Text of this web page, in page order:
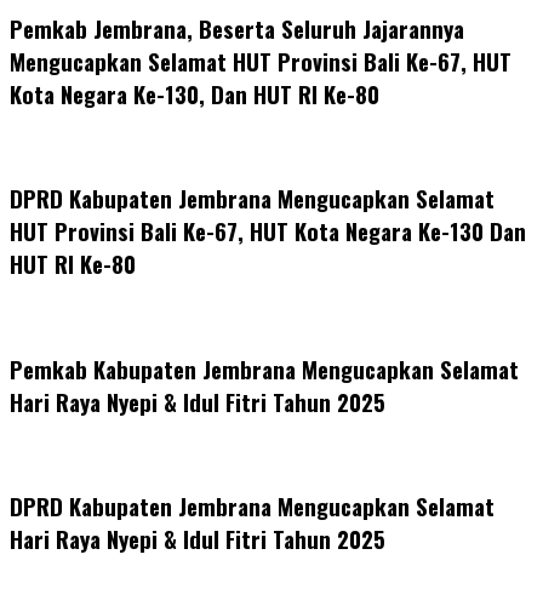
Pemkab Jembrana, Beserta Seluruh Jajarannya
Mengucapkan Selamat HUT Provinsi Bali Ke-67, HUT
Kota Negara Ke-130, Dan HUT RI Ke-80
DPRD Kabupaten Jembrana Mengucapkan Selamat
HUT Provinsi Bali Ke-67, HUT Kota Negara Ke-130 Dan
HUT RI Ke-80
Pemkab Kabupaten Jembrana Mengucapkan Selamat
Hari Raya Nyepi & Idul Fitri Tahun 2025
DPRD Kabupaten Jembrana Mengucapkan Selamat
Hari Raya Nyepi & Idul Fitri Tahun 2025